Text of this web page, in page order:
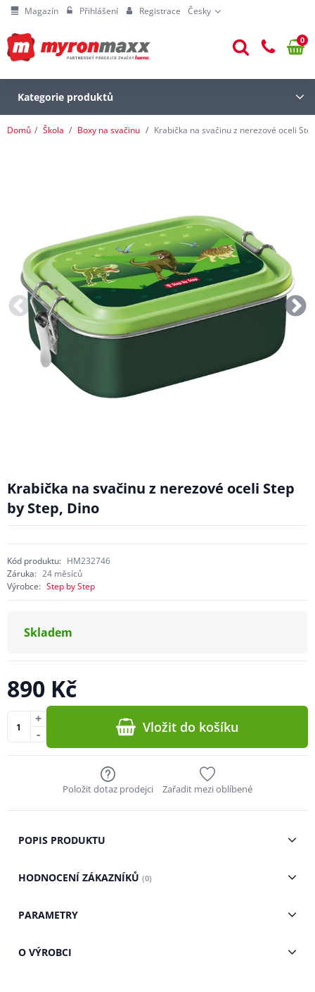
Magazín Přihlášení Registrace Česky
0
Kategorie produktů
Domů Škola Boxy na svačinu Krabička na svačinu z nerezové oceli
Krabička na svačinu z nerezové oceli Step
by Step, Dino
Kód produktu: HM232746
Záruka: 24 měsíců
Výrobce: Step by Step
Skladem
890 Kč
-
+ Vložit do košíku
Položit dotaz prodejci Zařadit mezi oblíbené
POPIS PRODUKTU
HODNOCENÍ ZÁKAZNÍKŮ (0)
PARAMETRY
O VÝROBCI